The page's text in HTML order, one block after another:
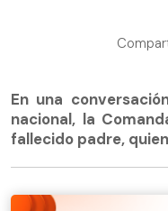
En una
nacional, la
fallecido padre,